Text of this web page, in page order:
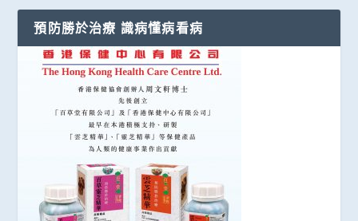
預防勝於治療 識病懂病看病